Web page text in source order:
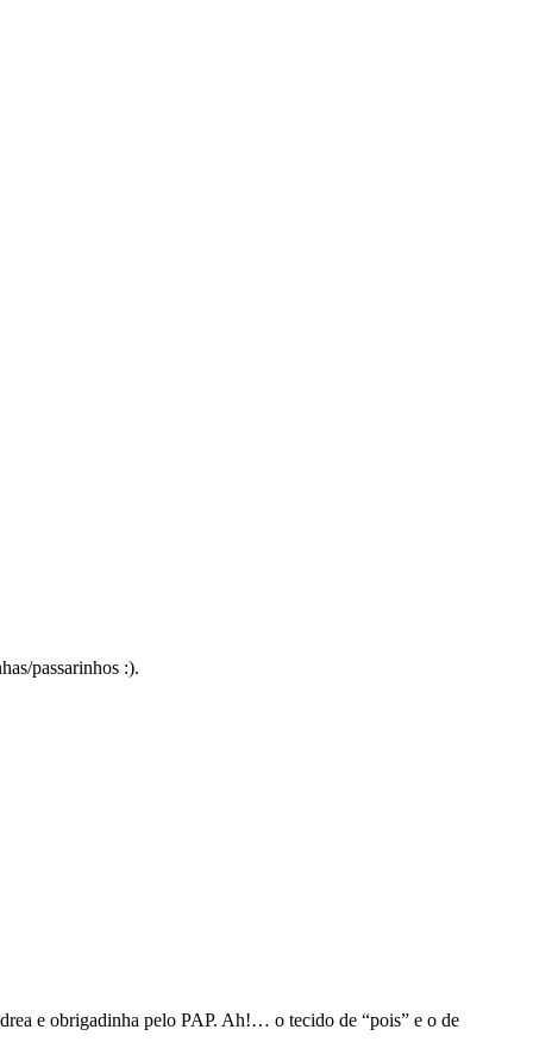
passarinhos :).
e obrigadinha pelo PAP. Ah!… o tecido de “pois” e o de